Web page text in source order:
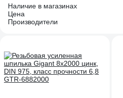
Наличие в магазинах
Цена
Производители